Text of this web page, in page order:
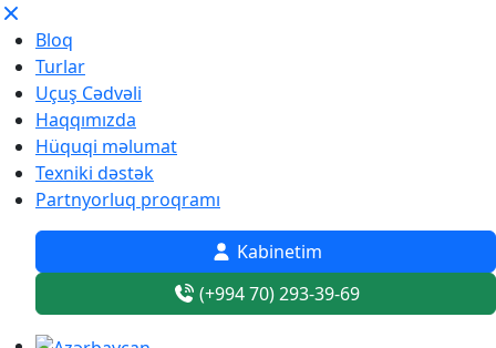
Bloq
Turlar
Uçuş Cədvəli
Haqqımızda
Hüquqi məlumat
Texniki dəstək
Partnyorluq proqramı
Kabinetim
(+994 70) 293-39-69